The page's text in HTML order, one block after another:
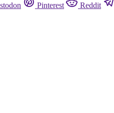
Pinterest Reddit